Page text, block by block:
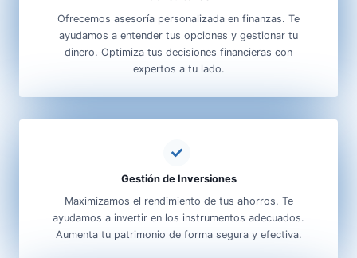
Ofrecemos asesoría personalizada en finanzas. Te
ayudamos a entender tus opciones y gestionar tu
dinero. Optimiza tus decisiones financieras con
expertos a tu lado.
Gestión de Inversiones
Maximizamos el rendimiento de tus ahorros. Te
ayudamos a invertir en los instrumentos adecuados.
Aumenta tu patrimonio de forma segura y efectiva.